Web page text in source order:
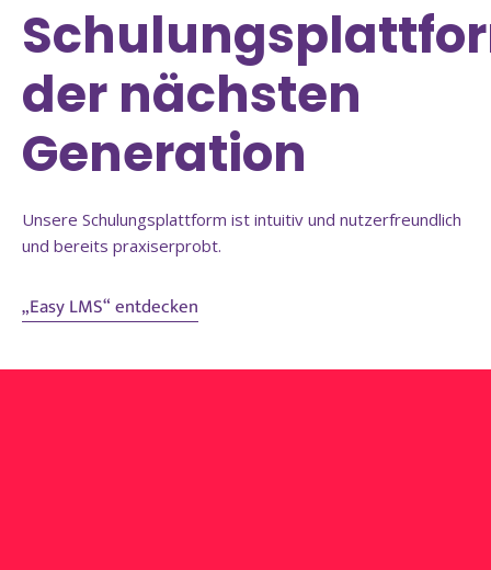
der nächsten
Generation
Unsere Schulungsplattform ist intuitiv und nutzerfreundlich
und bereits praxiserprobt.
„Easy LMS“ entdecken